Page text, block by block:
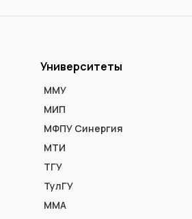
Университеты
ММУ
МИП
МФПУ Синергия
МТИ
ТГУ
ТулГУ
ММА